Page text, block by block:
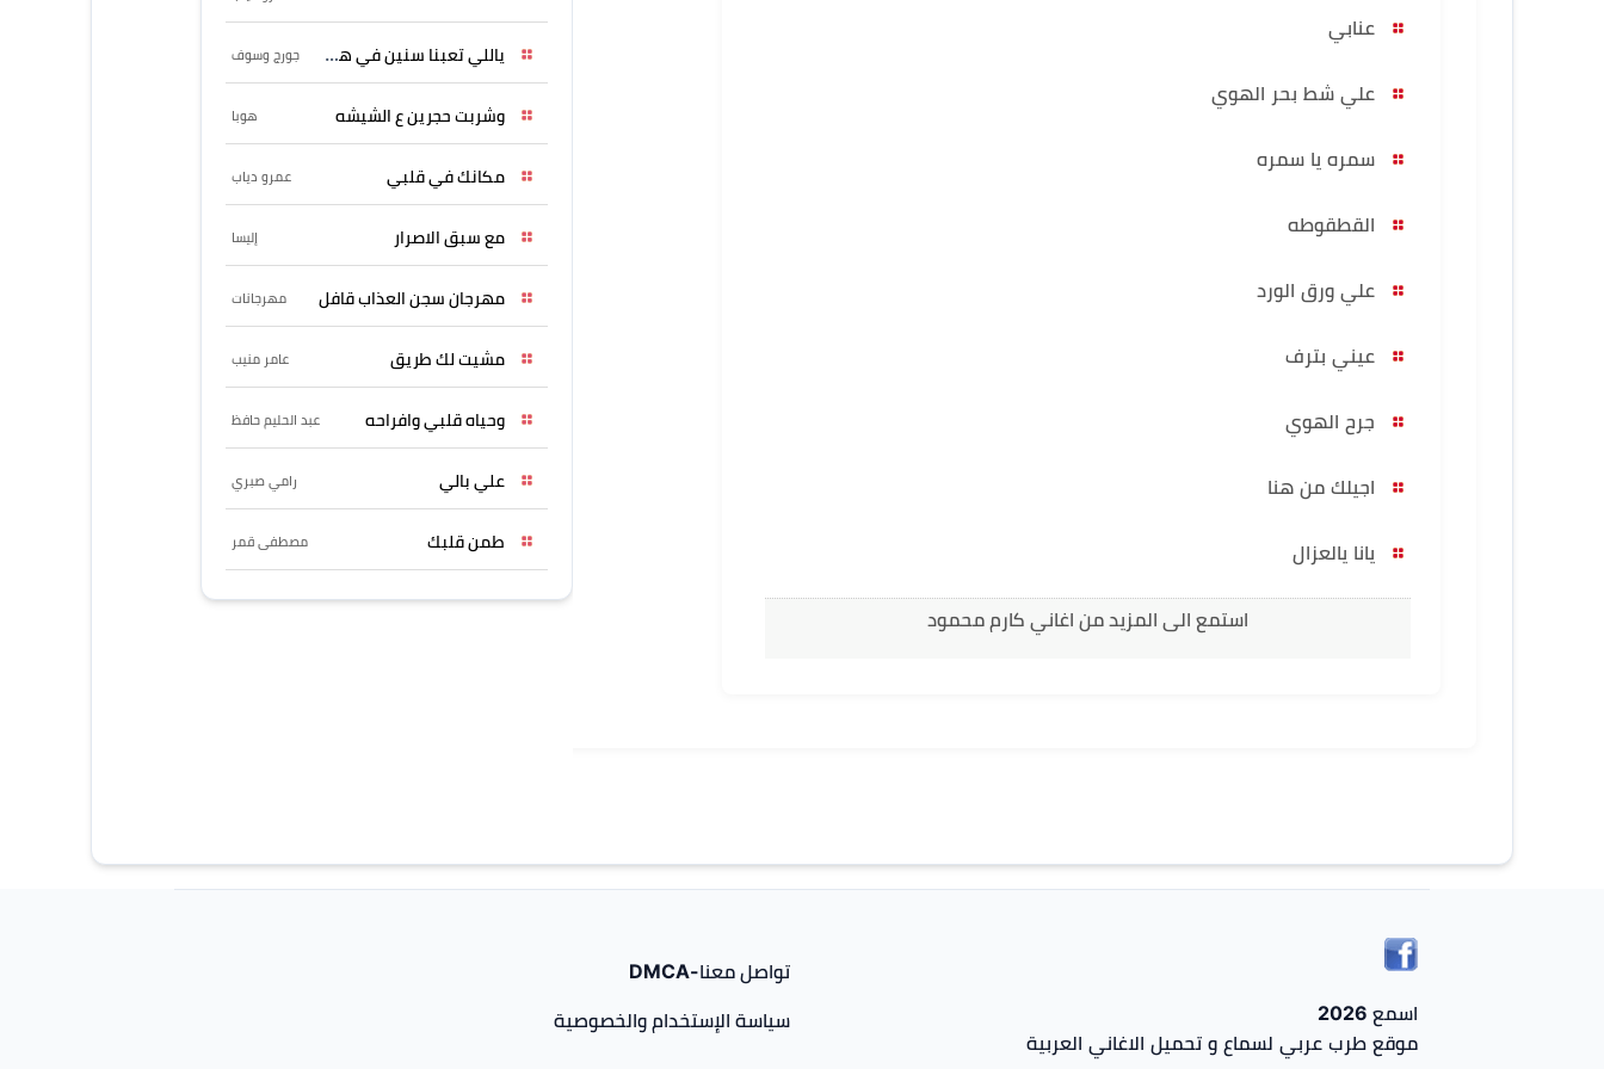
عنابي
علي شط بحر الهوي
سمره يا سمره
القطقوطه
علي ورق الورد
عيني بترف
جرح الهوي
اجيلك من هنا
يانا يالعزال
استمع الى المزيد من اغاني كارم محمود
ياللي تعبنا سنين في هواه جورج وسوف
وشربت حجرين ع الشيشه هوبا
مكانك في قلبي عمرو دياب
مع سبق الاصرار إليسا
مهرجان سجن العذاب قافل مهرجانات
مشيت لك طريق عامر منيب
وحياه قلبي وافراحه عبد الحليم حافظ
علي بالي رامي صبري
طمن قلبك مصطفى قمر
اسمع 2026
موقع طرب عربي لسماع و تحميل الاغاني العربية
تواصل معنا-DMCA
سياسة الإستخدام والخصوصية